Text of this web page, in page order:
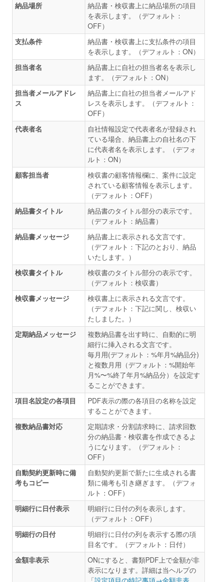
納品場所
納品書・検収書上に納品場所の項目
を表示します。（デフォルト：
OFF）
支払条件
納品書・検収書上に支払条件の項目
を表示します。（デフォルト：ON）
担当者名
納品書上に自社の担当者名を表示し
ます。（デフォルト：ON）
担当者メールアドレ
ス
納品書上に自社の担当者メールアド
レスを表示します。（デフォルト：
OFF）
代表者名
自社情報設定で代表者名が登録され
ている場合、納品書上の自社名の下
に代表者名を表示します。（デフォ
ルト：ON）
顧客担当者
検収書の顧客情報欄に、案件に設定
されている顧客情報を表示します。
（デフォルト：OFF）
納品書タイトル
納品書のタイトル部分の表示です。
（デフォルト：納品書）
納品書メッセージ
納品書上に表示される文言です。
（デフォルト：下記のとおり、納品
いたします。）
検収書タイトル
検収書のタイトル部分の表示です。
（デフォルト：検収書）
検収書メッセージ
検収書上に表示される文言です。
（デフォルト：下記に関し、検収い
たしました。）
定期納品メッセージ
複数納品書を出す時に、自動的に明
細行に挿入される文言です。
毎月用(デフォルト：%年月%納品分)
と複数月用（デフォルト：%開始年
月%〜%終了年月%納品分）を設定す
ることができます。
項目名設定の各項目
PDF表示の際の各項目の名称を設定
することができます。
複数納品書対応
定期請求・分割請求時に、請求回数
分の納品書・検収書を作成できるよ
うになります。（デフォルト：
OFF）
自動契約更新時に備
考もコピー
自動契約更新で新たに生成される書
類に備考も引き継ぎます。（デフォ
ルト：OFF）
明細行に日付表示
明細行に日付の列を表示します。
（デフォルト：OFF）
明細行の日付
明細行に日付の列を表示する際の項
目名です。（デフォルト：日付）
金額非表示
ONにすると、書類PDF上で金額が非
表示になります。詳細は当ヘルプの